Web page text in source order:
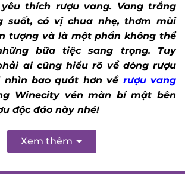
thích rượu vang. Vang trắng
suốt, có vị chua nhẹ, thơm mùi
tượng và là một phần không thể
bữa tiệc sang trọng. Tuy
ai cũng hiểu rõ về dòng rượu
nhìn bao quát hơn về rượu vang
Winecity vén màn bí mật bên
độc đáo này nhé!
Xem thêm